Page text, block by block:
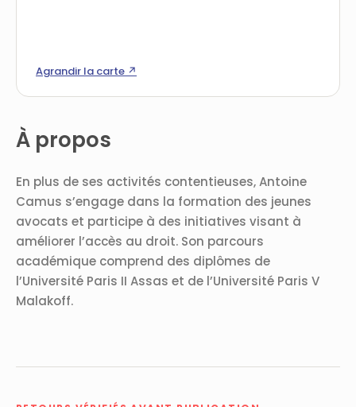
À propos
En plus de ses activités contentieuses, Antoine
Camus s’engage dans la formation des jeunes
avocats et participe à des initiatives visant à
améliorer l’accès au droit. Son parcours
académique comprend des diplômes de
l’Université Paris II Assas et de l’Université Paris V
Malakoff.
Agrandir la carte ↗